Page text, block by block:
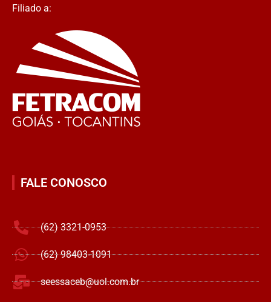
Filiado a:
FALE CONOSCO
(62) 3321-0953
(62) 98403-1091
seessaceb@uol.com.br